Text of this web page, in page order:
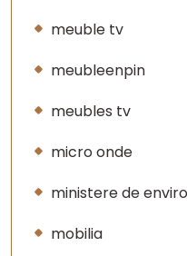
meuble tv
meubleenpin
meubles tv
micro onde
ministere de
mobilia